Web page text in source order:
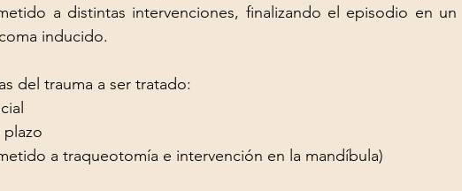
a distintas intervenciones, finalizando el episodio en un
inducido.
del trauma a ser tratado:
a traqueotomía e intervención en la mandíbula)